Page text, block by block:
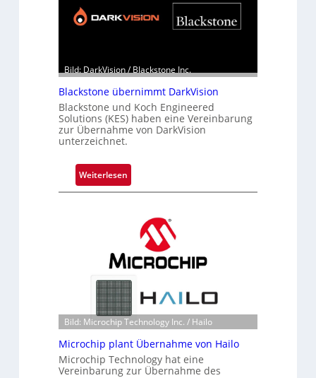
Bild: DarkVision / Blackstone Inc.
Blackstone übernimmt DarkVision
Blackstone und Koch Engineered
Solutions (KES) haben eine Vereinbarung
zur Übernahme von DarkVision
unterzeichnet.
Weiterlesen:
B
t
o
n
e
e
Bild: Microchip Technology Inc. / Hailo
Microchip plant Übernahme von Hailo
Microchip Technology hat eine
Vereinbarung zur Übernahme des